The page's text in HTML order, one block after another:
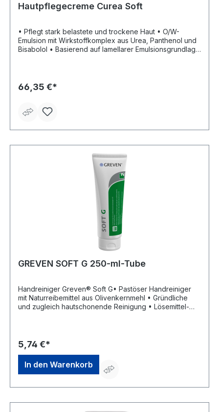
Hautpflegecreme Curea Soft
• Pflegt stark belastete und trockene Haut • O/W-
Emulsion mit Wirkstoffkomplex aus Urea, Panthenol und
Bisabolol • Basierend auf lamellarer Emulsionsgrundlage
66,35 €*
GREVEN SOFT G 250-ml-Tube
Handreiniger Greven® Soft G• Pastöser Handreiniger
mit Naturreibemittel aus Olivenkernmehl • Gründliche
und zugleich hautschonende Reinigung • Lösemittel-
Metallstaub, Graphit oder RußHersteller: Peter Greven
Physioderm GmbH, Procter & Gamble Str.26, 53881
Euskirchen, DE, +492251776170, info@pgp-
hautschutz.de
5,74 €*
In den Warenkorb